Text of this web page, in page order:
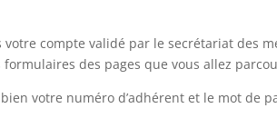
compte validé par le secrétariat des
des pages que vous allez
votre numéro d’adhérent et le mot de